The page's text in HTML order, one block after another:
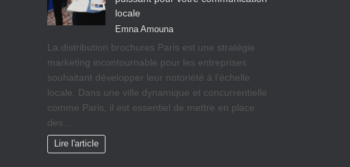
locale
Emna Amouna
La distribution brochures Paris est une stratégie
marketing incontournable pour les entreprises
souhaitant développer leur notoriété à l’échelle
locale. Dans une ville dynamique et concurrentielle
comme Paris, il est essentiel de mettre en place
des…
Lire l'article